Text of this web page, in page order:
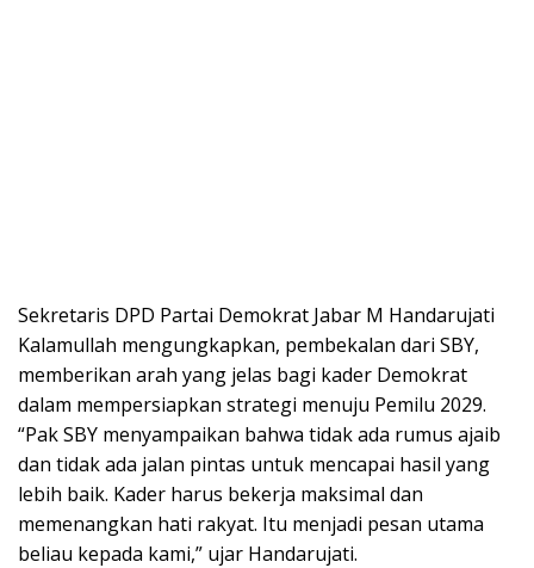
Sekretaris DPD Partai Demokrat Jabar M Handarujati
Kalamullah mengungkapkan, pembekalan dari SBY,
memberikan arah yang jelas bagi kader Demokrat
dalam mempersiapkan strategi menuju Pemilu 2029.
“Pak SBY menyampaikan bahwa tidak ada rumus ajaib
dan tidak ada jalan pintas untuk mencapai hasil yang
lebih baik. Kader harus bekerja maksimal dan
memenangkan hati rakyat. Itu menjadi pesan utama
beliau kepada kami,” ujar Handarujati.